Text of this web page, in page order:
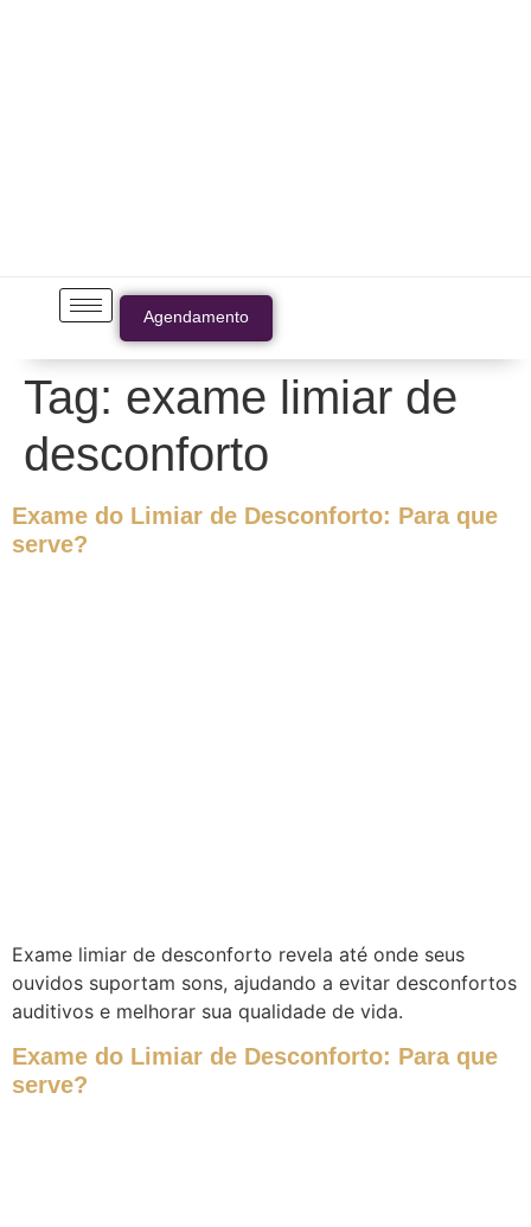
Agendamento
Tag: exame limiar de
desconforto
Exame do Limiar de Desconforto: Para que
serve?
Exame limiar de desconforto revela até onde seus
ouvidos suportam sons, ajudando a evitar desconfortos
auditivos e melhorar sua qualidade de vida.
Exame do Limiar de Desconforto: Para que
serve?